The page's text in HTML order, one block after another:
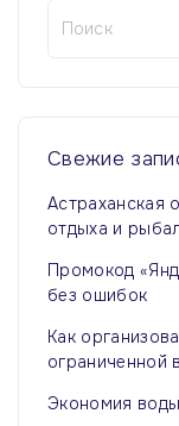
Свежие
Астраханская
отдыха и
Промокод
без ошибок
Как
ограниченной
Экономия